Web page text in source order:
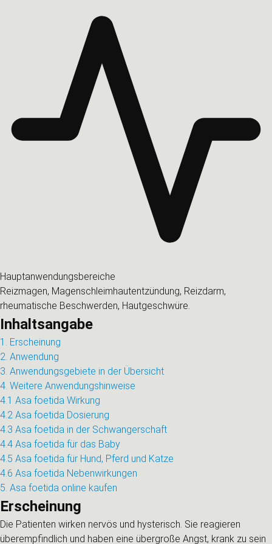
Hauptanwendungsbereiche
Reizmagen, Magenschleimhautentzündung, Reizdarm,
rheumatische Beschwerden, Hautgeschwüre.
Inhaltsangabe
1. Erscheinung
2. Anwendung
3. Anwendungsgebiete in der Übersicht
4. Weitere Anwendungshinweise
4.1 Asa foetida Wirkung
4.2 Asa foetida Dosierung
4.3 Asa foetida in der Schwangerschaft
4.4 Asa foetida für das Baby
4.5 Asa foetida für Hund, Pferd und Katze
4.6 Asa foetida Nebenwirkungen
5. Asa foetida online kaufen
Erscheinung
Die Patienten wirken nervös und hysterisch. Sie reagieren
überempfindlich und haben eine übergroße Angst, krank zu sein